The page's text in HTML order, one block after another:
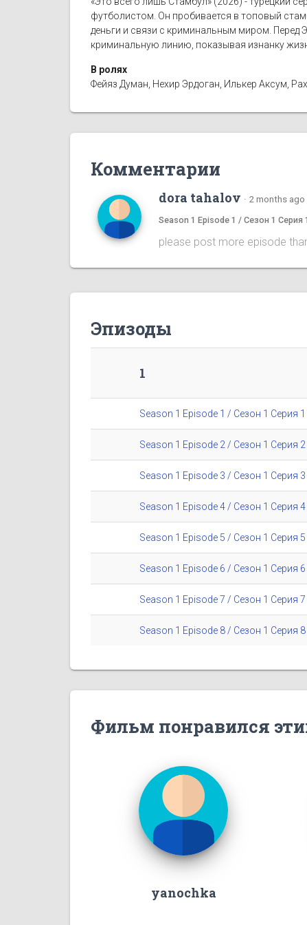
футболистом. Он пробивается в топовый
деньги и связи с криминальным миром. Перед
криминальную линию, показывая изнанку
В ролях
Фейяз Думан, Нехир Эрдоган, Илькер Аксум,
Комментарии
dora tahalov · 2 months ago
Season 1 Episode 1 / Сезон 1 Серия 1
please post more episode
Эпизоды
1
Season 1 Episode 1 / Сезон 1 Серия 1
Season 1 Episode 2 / Сезон 1 Серия 2
Season 1 Episode 3 / Сезон 1 Серия 3
Season 1 Episode 4 / Сезон 1 Серия 4
Season 1 Episode 5 / Сезон 1 Серия 5
Season 1 Episode 6 / Сезон 1 Серия 6
Season 1 Episode 7 / Сезон 1 Серия 7
Season 1 Episode 8 / Сезон 1 Серия 8
Фильм понравился
yanochka